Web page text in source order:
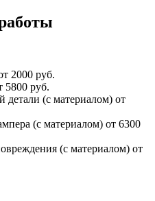
2000 руб.
5800 руб.
(с материалом) от
(с материалом) от 6300
(с материалом) от